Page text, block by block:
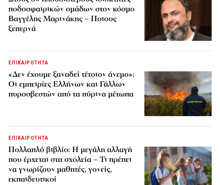
ποδοσφαιρικών ομάδων στον κόσμο
Βαγγέλης Μαρινάκης – Ποιους
ξεπερνά
ΕΠΙΚΑΙΡΟΤΗΤΑ
«Δεν έχουμε ξαναδεί τέτοιον άνεμο»:
Οι εμπειρίες Ελλήνων και Γάλλων
πυροσβεστών από τα πύρινα μέτωπα
ΕΠΙΚΑΙΡΟΤΗΤΑ
Πολλαπλό βιβλίο: Η μεγάλη αλλαγή
που έρχεται στα σχολεία – Τι πρέπει
να γνωρίζουν μαθητές, γονείς,
εκπαιδευτικοί